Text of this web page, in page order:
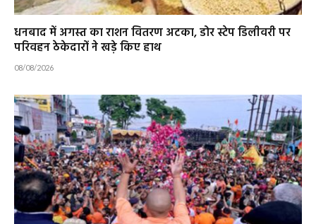
धनबाद में अगस्त का राशन वितरण अटका, डोर स्टेप डिलीवरी पर
परिवहन ठेकेदारों ने खड़े किए हाथ
08/08/2026